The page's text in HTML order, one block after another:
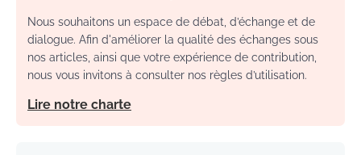
Nous souhaitons un espace de débat, d’échange et de
dialogue. Afin d'améliorer la qualité des échanges sous
nos articles, ainsi que votre expérience de contribution,
nous vous invitons à consulter nos règles d’utilisation.
Lire notre charte